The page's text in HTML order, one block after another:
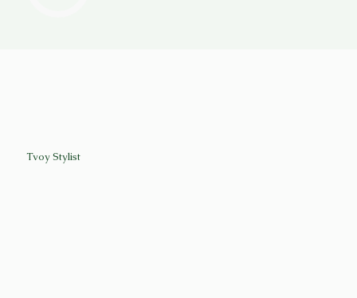
Tvoy Stylist